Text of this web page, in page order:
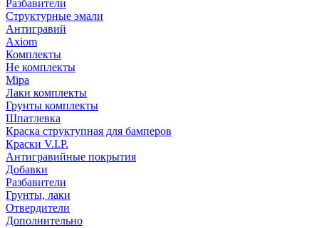
Разбавители
Структурные эмали
Антигравий
Axiom
Комплекты
Не комплекты
Mipa
Лаки комплекты
Грунты комплекты
Шпатлевка
Краска структупная для бамперов
Краски V.I.P.
Антигравийные покрытия
Добавки
Разбавители
Грунты, лаки
Отвердители
Дополнительно